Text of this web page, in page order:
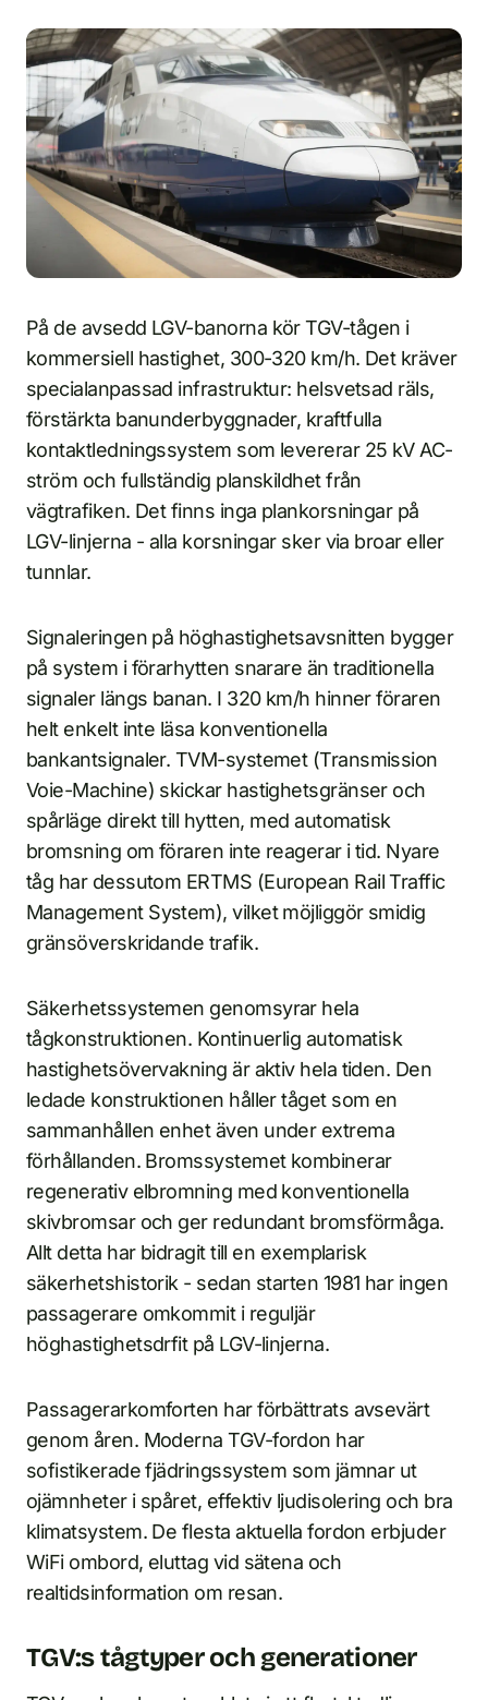
På de avsedd LGV-banorna kör TGV-tågen i
kommersiell hastighet, 300-320 km/h. Det kräver
specialanpassad infrastruktur: helsvetsad räls,
förstärkta banunderbyggnader, kraftfulla
kontaktledningssystem som levererar 25 kV AC-
ström och fullständig planskildhet från
vägtrafiken. Det finns inga plankorsningar på
LGV-linjerna - alla korsningar sker via broar eller
tunnlar.
Signaleringen på höghastighetsavsnitten bygger
på system i förarhytten snarare än traditionella
signaler längs banan. I 320 km/h hinner föraren
helt enkelt inte läsa konventionella
bankantsignaler. TVM-systemet (Transmission
Voie-Machine) skickar hastighetsgränser och
spårläge direkt till hytten, med automatisk
bromsning om föraren inte reagerar i tid. Nyare
tåg har dessutom ERTMS (European Rail Traffic
Management System), vilket möjliggör smidig
gränsöverskridande trafik.
Säkerhetssystemen genomsyrar hela
tågkonstruktionen. Kontinuerlig automatisk
hastighetsövervakning är aktiv hela tiden. Den
ledade konstruktionen håller tåget som en
sammanhållen enhet även under extrema
förhållanden. Bromssystemet kombinerar
regenerativ elbromning med konventionella
skivbromsar och ger redundant bromsförmåga.
Allt detta har bidragit till en exemplarisk
säkerhetshistorik - sedan starten 1981 har ingen
passagerare omkommit i reguljär
höghastighetsdrfit på LGV-linjerna.
Passagerarkomforten har förbättrats avsevärt
genom åren. Moderna TGV-fordon har
sofistikerade fjädringssystem som jämnar ut
ojämnheter i spåret, effektiv ljudisolering och bra
klimatsystem. De flesta aktuella fordon erbjuder
WiFi ombord, eluttag vid sätena och
realtidsinformation om resan.
TGV:s tågtyper och generationer